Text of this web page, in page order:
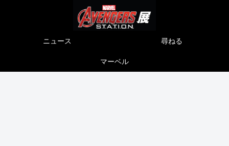
ニュース 尋ねる
マーベル